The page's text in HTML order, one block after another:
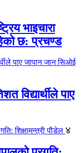
भाइचारा
छ: प्रचण्ड
विद्यार्थीले पाए
४